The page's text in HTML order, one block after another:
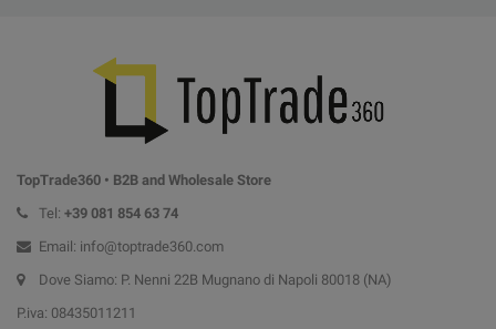
TopTrade360 • B2B and Wholesale Store
Tel: +39 081 854 63 74
Email: info@toptrade360.com
Dove Siamo: P. Nenni 22B Mugnano di Napoli 80018 (NA)
P.iva: 08435011211